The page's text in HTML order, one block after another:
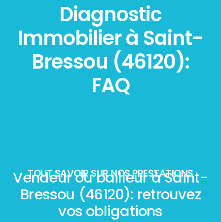
Diagnostic
Immobilier à Saint-
Bressou (46120):
FAQ
TOUT SAVOIR SUR NOS PRESTATIONS
Vendeur ou bailleur à Saint-
Bressou (46120): retrouvez
vos obligations